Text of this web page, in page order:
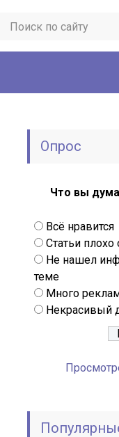
Опрос
Что вы
Всё нравится
Статьи
Не нашел
теме
Много
Некрасивый